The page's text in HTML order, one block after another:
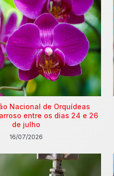
Nacional de Orquídeas
entre os dias 24 e 26
de julho
16/07/2026